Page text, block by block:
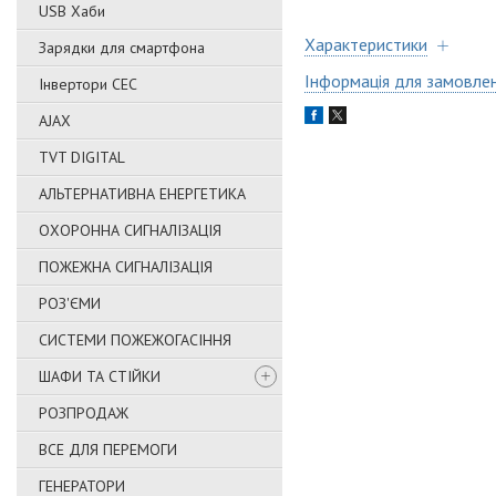
USB Хаби
Зарядки для смартфона
Інвертори СЕС
AJAX
TVT DIGITAL
АЛЬТЕРНАТИВНА ЕНЕРГЕТИКА
ОХОРОННА СИГНАЛІЗАЦІЯ
ПОЖЕЖНА СИГНАЛІЗАЦІЯ
РОЗ'ЄМИ
СИСТЕМИ ПОЖЕЖОГАСІННЯ
ШАФИ ТА СТІЙКИ
РОЗПРОДАЖ
ВСЕ ДЛЯ ПЕРЕМОГИ
ГЕНЕРАТОРИ
Характеристики
Інформація для